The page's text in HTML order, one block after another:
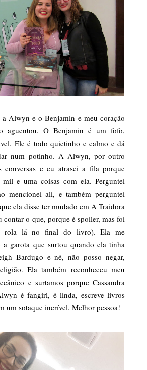
Alwyn e o Benjamin e meu coração
aguentou. O Benjamin é um fofo,
Ele é todo quietinho e calmo e dá
num potinho. A Alwyn, por outro
conversas e eu atrasei a fila porque
e uma coisas com ela. Perguntei
mencionei ali, e também perguntei
ela disse ter mudado em A Traidora
contar o que, porque é spoiler, mas foi
rola lá no final do livro). Ela me
a garota que surtou quando ela tinha
Bardugo e né, não posso negar,
Ela também reconheceu meu
e surtamos porque Cassandra
é fangirl, é linda, escreve livros
um sotaque incrível. Melhor pessoa!